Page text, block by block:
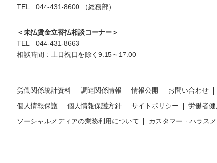
TEL 044-431-8600 （総務部）
＜未払賃金立替払相談コーナー＞
TEL 044-431-8663
相談時間：土日祝日を除く9:15～17:00
労働関係統計資料 調達関係情報 情報公開
お問い合わせ
個人情報保護
個人情報保護方針 サイトポリシー
労働者
ソーシャルメディアの業務利用について
カスタマー・ハラス